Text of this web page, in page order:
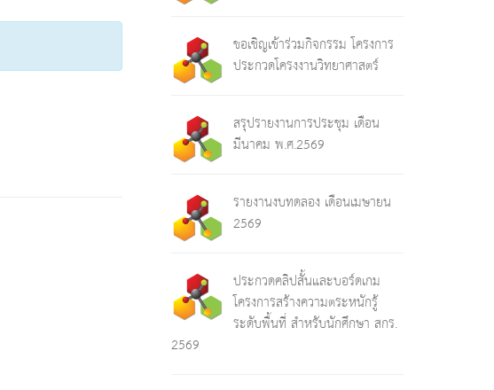
ขอเชิญเข้าร่วมกิจกรรม โครงการ
ประกวดโครงงานวิทยาศาสตร์
สรุปรายงานการประชุม เดือน
มีนาคม พ.ศ.2569
รายงานงบทดลอง เดือนเมษายน
2569
ประกวดคลิปสั้นและบอร์ดเกม
โครงการสร้างความตระหนักรู้
ระดับพื้นที่ สำหรับนักศึกษา สกร.
2569